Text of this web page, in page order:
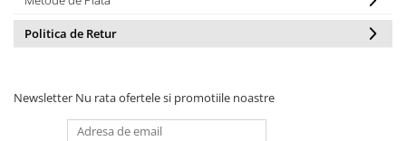
Politica de Retur
Newsletter Nu rata ofertele si promotiile noastre